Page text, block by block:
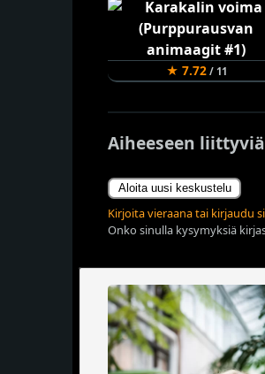
★ 7.72/ 11
Aiheeseen
Aloita uusi keskustelu
Kirjoita vieraana tai kirjaudu
Onko sinulla kysymyksiä